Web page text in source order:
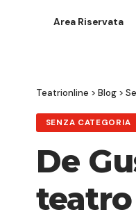
Area Riservata
Teatrionline > Blog >
SENZA CATEGORIA
De
teatro